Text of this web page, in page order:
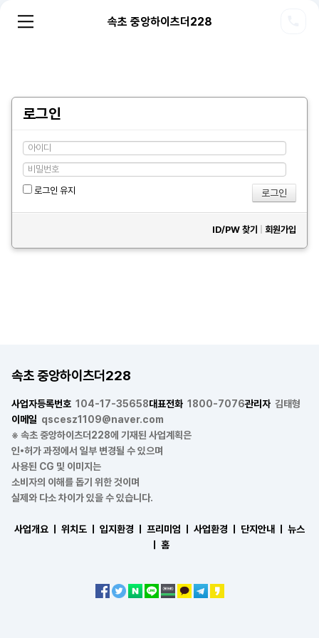
속초 중앙하이츠더228
로그인
로그인 유지
ID/PW 찾기 회원가입
속초 중앙하이츠더228
사업자등록번호 104-17-35658대표전화 1800-7076관리자 김태형
이메일 qscesz1109@naver.com
※ 속초 중앙하이츠더228에 기재된 사업계획은
인•허가 과정에서 일부 변경될 수 있으며
사용된 CG 및 이미지는
소비자의 이해를 돕기 위한 것이며
실제와 다소 차이가 있을 수 있습니다.
사업개요 ㅣ 위치도 ㅣ 입지환경 ㅣ 프리미엄 ㅣ 사업환경 ㅣ 단지안내 ㅣ
뉴스
홈